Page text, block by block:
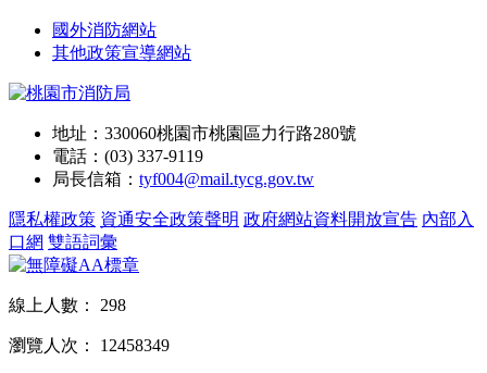
國外消防網站
其他政策宣導網站
地址：330060桃園市桃園區力行路280號
電話：(03) 337-9119
局長信箱： tyf004@mail.tycg.gov.tw
隱私權政策 資通安全政策聲明 政府網站資料開放宣告 內部入
口網 雙語詞彙
線上人數： 298
瀏覽人次： 12458349